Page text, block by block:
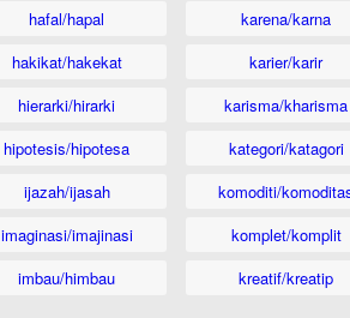
hafal/hapal
hakikat/hakekat
hierarki/hirarki
hipotesis/hipotesa
ijazah/ijasah
imaginasi/imajinasi
imbau/himbau
karena/karna
karier/karir
karisma/kharisma
kategori/katagori
komoditi/
komplet/komplit
kreatif/kreatip